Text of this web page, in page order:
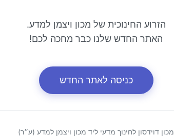
הזרוע החינוכית של מכון ויצמן למדע.
האתר החדש שלנו כבר מחכה לכם!
כניסה לאתר החדש
מכון דוידסון לחינוך מדעי ליד מכון ויצמן למדע (ע״ר)